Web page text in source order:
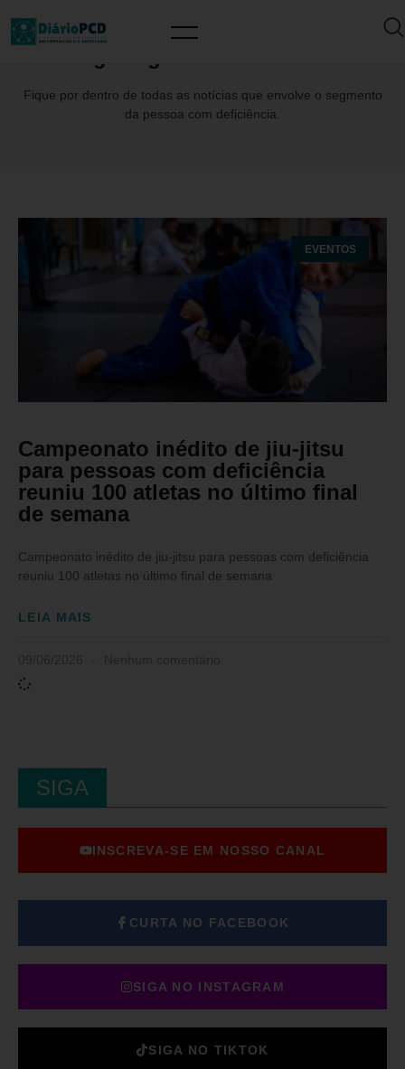
Fique por dentro de todas as notícias que envolve o segmento
da pessoa com deficiência.
EVENTOS
Campeonato inédito de jiu-jitsu
para pessoas com deficiência
reuniu 100 atletas no último final
de semana
Campeonato inédito de jiu-jitsu para pessoas com deficiência
reuniu 100 atletas no último final de semana
LEIA MAIS
SIGA
INSCREVA-SE EM NOSSO CANAL
CURTA NO FACEBOOK
SIGA NO INSTAGRAM
SIGA NO TIKTOK